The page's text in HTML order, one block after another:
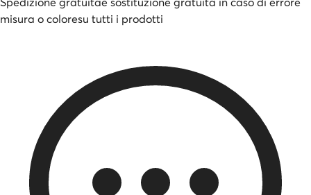
misura o coloresu tutti i prodotti